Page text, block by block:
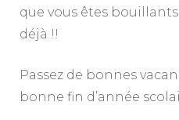
que vous êtes
déjà !!
Passez de bonnes
bonne fin d’année